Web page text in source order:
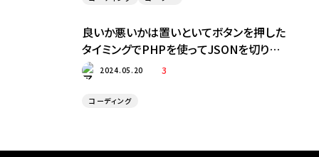
良いか悪いかは置いといてボタンを押した
タイミングでPHPを使ってJSONを切り取っ
て渡す2024.05.20 3
コーディング